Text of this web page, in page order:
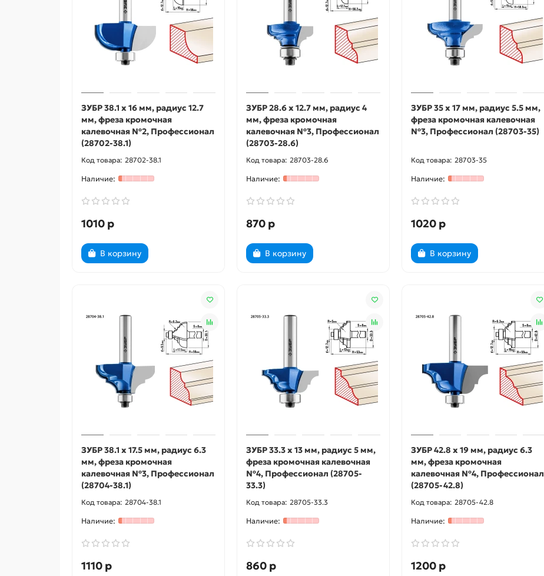
ЗУБР 38.1 x 16 мм, радиус 12.7
мм, фреза кромочная
калевочная №2, Профессионал
(28702-38.1)
28702-38.1
1010 р
В корзину
ЗУБР 28.6 x 12.7 мм, радиус 4
мм, фреза кромочная
калевочная №3, Профессионал
(28703-28.6)
28703-28.6
870 р
В корзину
ЗУБР 35 x 17 мм, радиус 5.5 мм,
фреза кромочная калевочная
№3, Профессионал (28703-35)
28703-35
1020 р
В корзину
ЗУБР 38.1 x 17.5 мм, радиус 6.3
мм, фреза кромочная
калевочная №3, Профессионал
(28704-38.1)
28704-38.1
1110 р
ЗУБР 33.3 x 13 мм, радиус 5 мм,
фреза кромочная калевочная
№4, Профессионал (28705-
33.3)
28705-33.3
860 р
ЗУБР 42.8 x 19 мм, радиус 6.3
мм, фреза кромочная
калевочная №4, Профессионал
(28705-42.8)
28705-42.8
1200 р